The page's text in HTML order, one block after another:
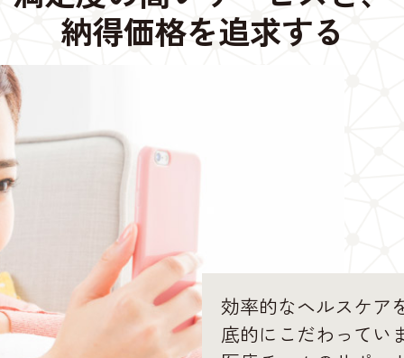
納得価格を追求する
効率的なヘルスケア
底的にこだわってい